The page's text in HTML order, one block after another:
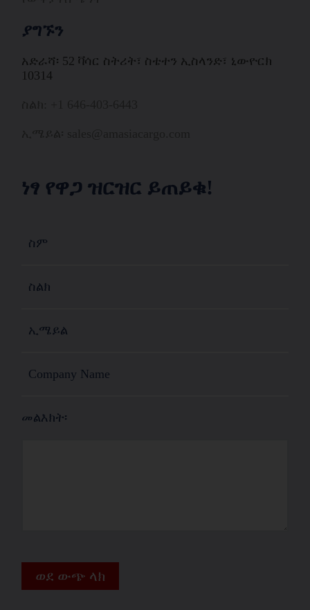
ያግኙን
አድራሻ፡ 52 ቫሳር ስትሪት፣ ስቴተን ኢስላንድ፣ ኒውዮርክ
10314
ነፃ የዋጋ ዝርዝር ይጠይቁ!
መልእክት፡
ወደ ውጭ ላክ